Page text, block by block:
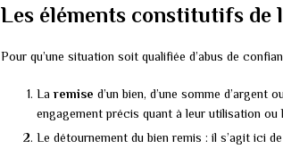
Les éléments constitutifs de
Pour qu’une situation soit qualifiée d’abus de
La remise d’un bien, d’une somme d’argent
engagement précis quant à leur utilisation ou
Le détournement du bien remis : il s’agit ici de